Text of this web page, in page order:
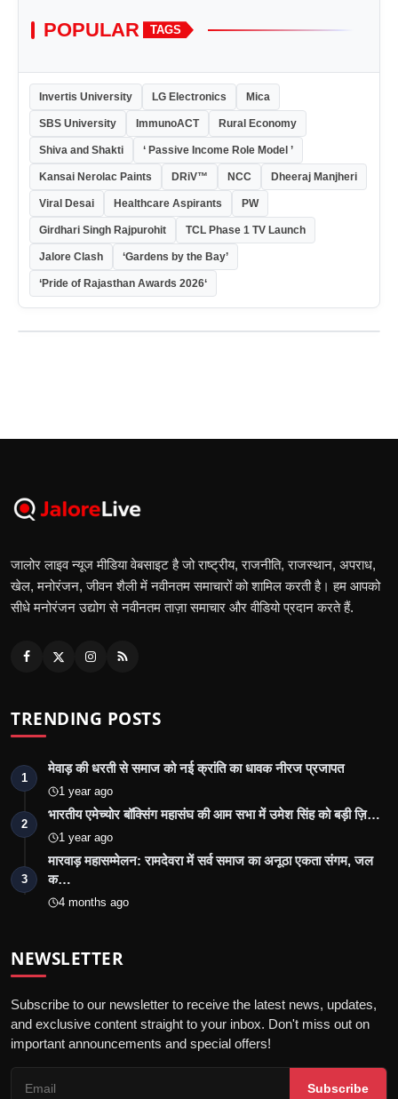
POPULAR TAGS
Invertis University LG Electronics Mica
SBS University ImmunoACT Rural Economy
Shiva and Shakti ‘ Passive Income Role Model ’
Kansai Nerolac Paints DRiV™ NCC Dheeraj Manjheri
Viral Desai Healthcare Aspirants PW
Girdhari Singh Rajpurohit TCL Phase 1 TV Launch
Jalore Clash ‘Gardens by the Bay’
‘Pride of Rajasthan Awards 2026‘
जालोर लाइव न्यूज मीडिया वेबसाइट है जो राष्ट्रीय, राजनीति, राजस्थान, अपराध,
खेल, मनोरंजन, जीवन शैली में नवीनतम समाचारों को शामिल करती है। हम आपको
सीधे मनोरंजन उद्योग से नवीनतम ताज़ा समाचार और वीडियो प्रदान करते हैं.
TRENDING POSTS
1
मेवाड़ की धरती से समाज को नई क्रांति का धावक नीरज प्रजापत
1 year ago
2
भारतीय एमेच्योर बॉक्सिंग महासंघ की आम सभा में उमेश सिंह को बड़ी ज़ि…
1 year ago
3
मारवाड़ महासम्मेलन: रामदेवरा में सर्व समाज का अनूठा एकता संगम, जल
क…
4 months ago
NEWSLETTER
Subscribe to our newsletter to receive the latest news, updates,
and exclusive content straight to your inbox. Don't miss out on
important announcements and special offers!
Subscribe